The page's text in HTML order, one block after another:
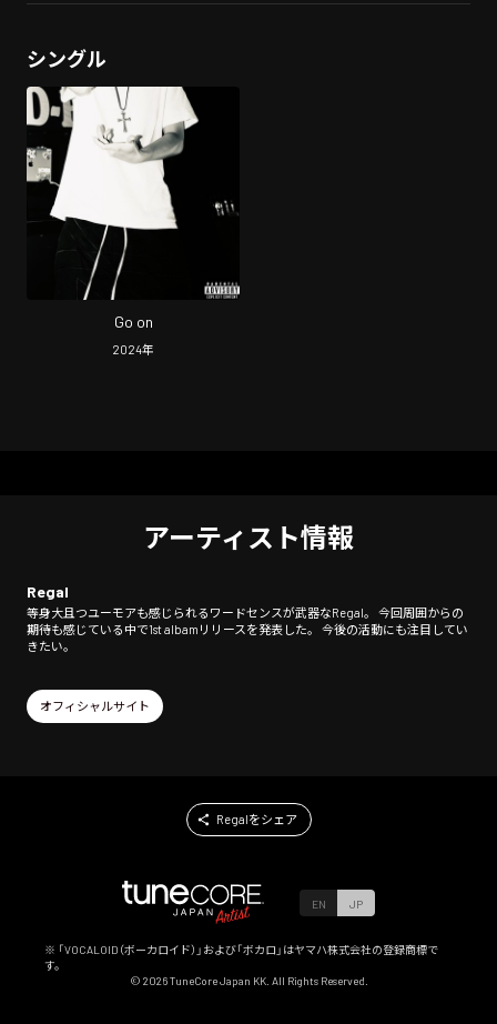
シングル
Go on
2024年
アーティスト情報
Regal
等身大且つユーモアも感じられるワードセンスが武器なRegal。 今回周囲からの
期待も感じている中で1st albamリリースを発表した。 今後の活動にも注目してい
きたい。
オフィシャルサイト
Regalをシェア
EN JP
※ 「VOCALOID（ボーカロイド）」および「ボカロ」はヤマハ株式会社の登録商標で
す。
© 2026TuneCore Japan KK. All Rights Reserved.